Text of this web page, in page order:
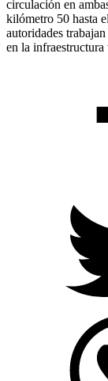
circulación en
kilómetro 50 hasta
autoridades
en la infraestructura